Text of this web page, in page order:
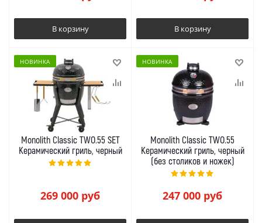
В корзину В корзину
НОВИНКА
Monolith Classic TWO.55 SET
Керамический гриль, черный
269 000 руб
НОВИНКА
Monolith Classic TWO.55
Керамический гриль, черный
(без столиков и ножек)
247 000 руб